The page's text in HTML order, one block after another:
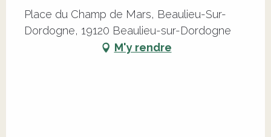
Place du Champ de Mars, Beaulieu-Sur-
Dordogne, 19120 Beaulieu-sur-Dordogne
M'y rendre